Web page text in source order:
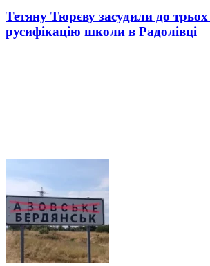
Тетяну Тюрєву засудили до трьох
русифікацію школи в Радолівці